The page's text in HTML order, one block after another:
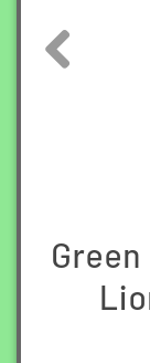
ماشین اصلاح گرین مدل Green